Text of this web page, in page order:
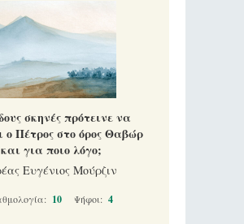
σκηνές πρότεινε να
ο Πέτρος στο όρος Θαβώρ
και για ποιο λόγο;
Ευγένιος Μούρζιν
10 Ψήφοι: 4